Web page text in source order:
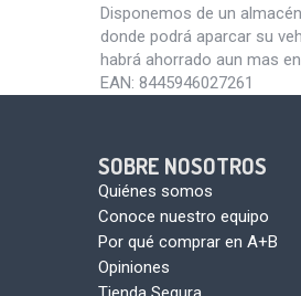
Disponemos de un
donde podrá aparcar su
habrá ahorrado aun mas
EAN: 8445946027261
SOBRE NOSOTROS
Quiénes somos
Conoce nuestro equipo
Por qué comprar en A+B
Opiniones